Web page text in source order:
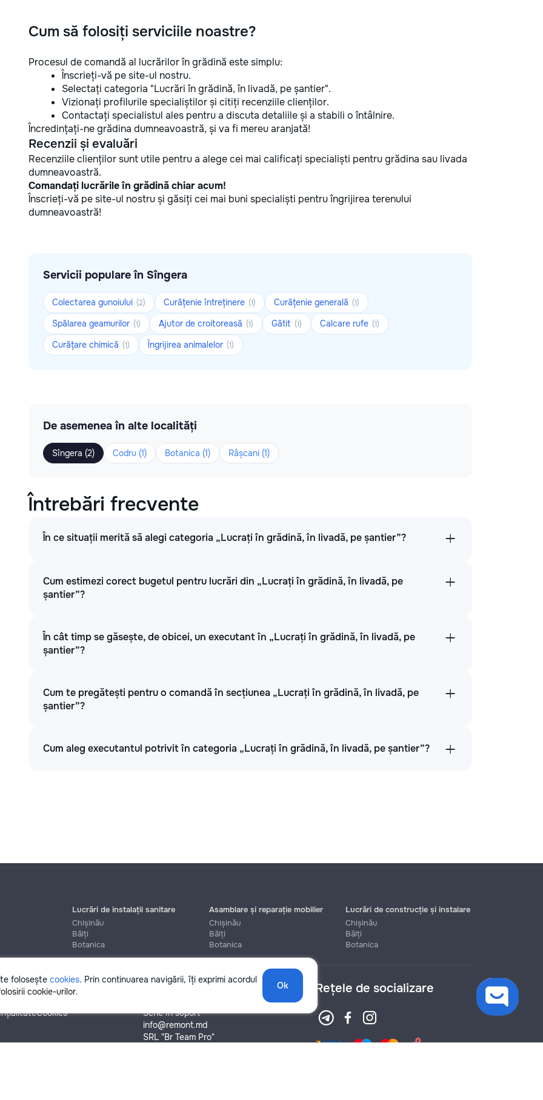
Cum să folosiți serviciile noastre?
Procesul de comandă al lucrărilor în grădină este simplu:
Înscrieți-vă pe site-ul nostru.
Selectați categoria "Lucrări în grădină, în livadă, pe șantier".
Vizionați profilurile specialiștilor și citiți recenziile clienților.
Contactați specialistul ales pentru a discuta detaliile și a stabili o întâlnire.
Încredințați-ne grădina dumneavoastră, și va fi mereu aranjată!
Recenzii și evaluări
Recenziile clienților sunt utile pentru a alege cei mai calificați specialiști pentru grădina sau livada
dumneavoastră.
Comandați lucrările în grădină chiar acum!
Înscrieți-vă pe site-ul nostru și găsiți cei mai buni specialiști pentru îngrijirea terenului
dumneavoastră!
Servicii populare în Sîngera
Colectarea gunoiului (2) Curățenie întreținere (1) Curățenie generală (1)
Spălarea geamurilor (1) Ajutor de croitoreasă (1) Gătit (1) Calcare rufe (1)
Curățare chimică (1) Îngrijirea animalelor (1)
De asemenea în alte localități
Sîngera (2) Codru (1) Botanica (1) Râșcani (1)
Întrebări frecvente
În ce situații merită să alegi categoria „Lucrați în grădină, în livadă, pe șantier”?
Cum estimezi corect bugetul pentru lucrări din „Lucrați în grădină, în livadă, pe
șantier”?
În cât timp se găsește, de obicei, un executant în „Lucrați în grădină, în livadă, pe
șantier”?
Cum te pregătești pentru o comandă în secțiunea „Lucrați în grădină, în livadă, pe
șantier”?
Cum aleg executantul potrivit în categoria „Lucrați în grădină, în livadă, pe șantier”?
folosește cookies. Prin continuarea navigării, îți exprimi acordul
cookie-urilor.
Ok
Lucrări de instalații sanitare
Chișinău
Bălți
Botanica
Asamblare și reparație mobilier
Chișinău
Bălți
Botanica
Lucrări de construcție și instalare
Chișinău
Bălți
Botanica
Cookies
Ajutor
Scrie în suport
info@remont.md
SRL "Br Team Pro"
Rețele de socializare